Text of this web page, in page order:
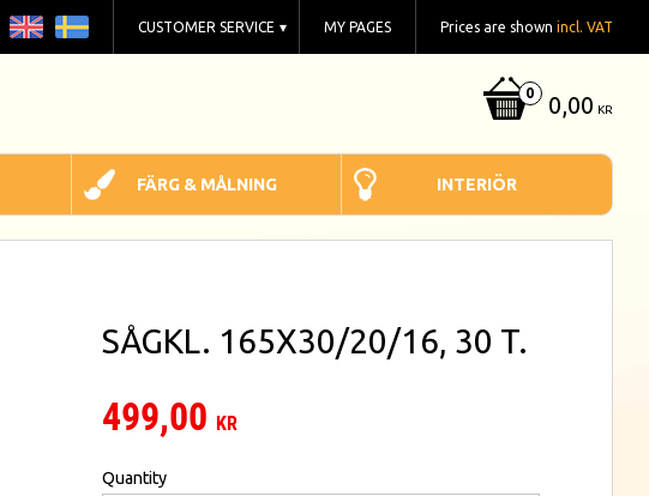
0,00 KR
Prices are shown incl. VAT
MY PAGES
CUSTOMER SERVICE
FÄRG & MÅLNING INTERIÖR
SÅGKL. 165X30/20/16, 30 T.
499,00 KR
Quantity